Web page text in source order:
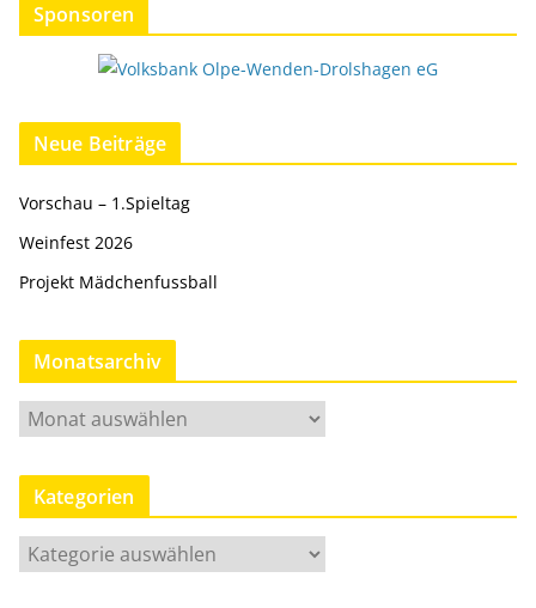
Sponsoren
Neue Beiträge
Vorschau – 1.Spieltag
Weinfest 2026
Projekt Mädchenfussball
Monatsarchiv
M
o
n
t
Kategorien
a